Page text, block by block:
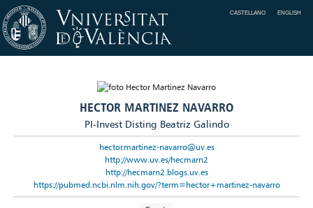
CASTELLANO ENGLISH
HECTOR MARTINEZ NAVARRO
PI-Invest Disting Beatriz Galindo
hector.martinez-navarro@uv.es
http://www.uv.es/hecmarn2
http://hecmarn2.blogs.uv.es
https://pubmed.ncbi.nlm.nih.gov/?term=hector+martinez-navarro